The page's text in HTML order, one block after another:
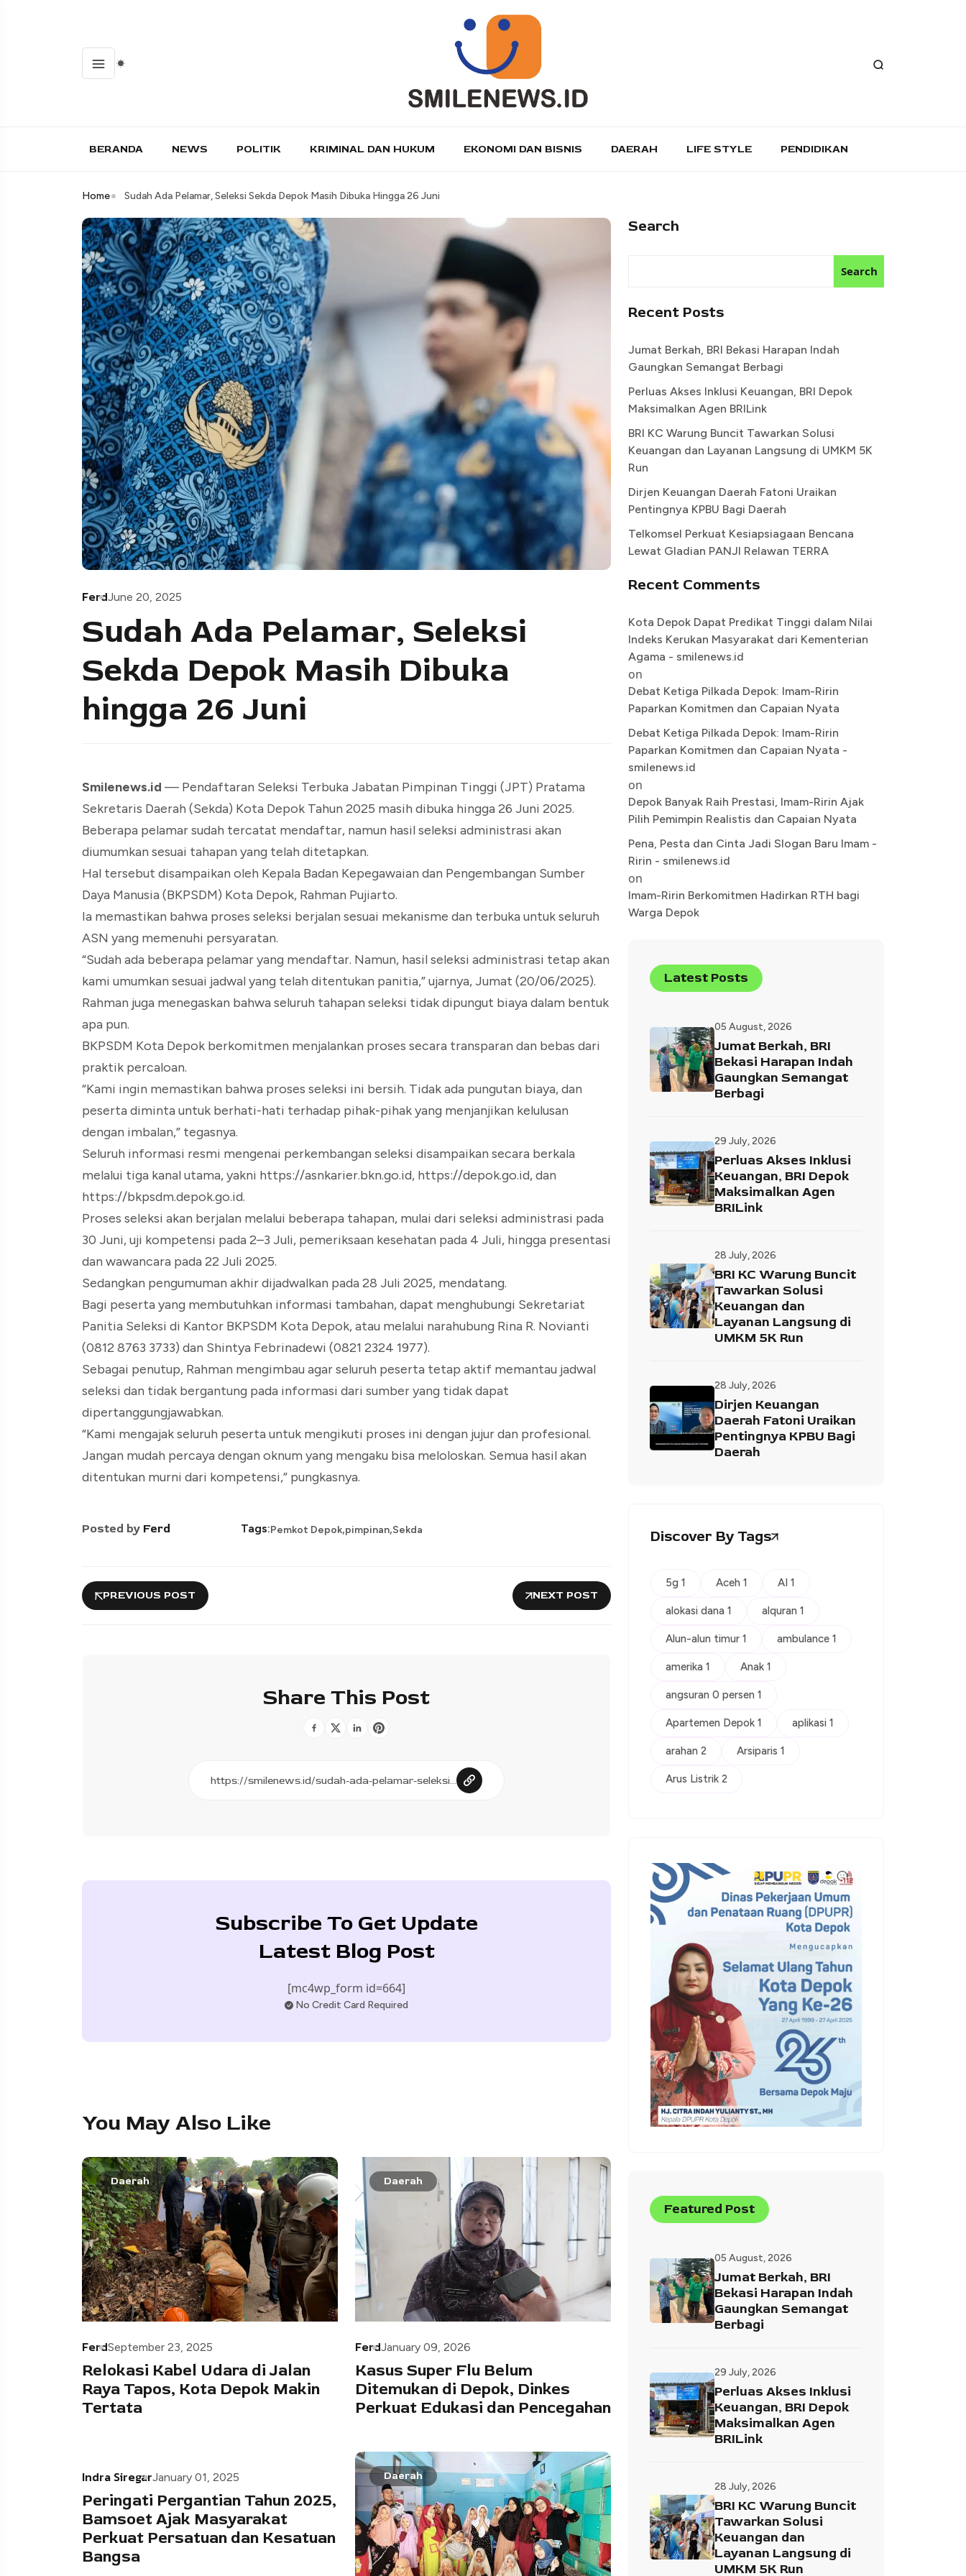
BERANDA NEWS POLITIK KRIMINAL DAN HUKUM EKONOMI DAN BISNIS DAERAH LIFE STYLE PENDIDIKAN
Home Sudah Ada Pelamar, Seleksi Sekda Depok Masih Dibuka Hingga 26 Juni
FerdJune 20, 2025
Sudah Ada Pelamar, Seleksi
Sekda Depok Masih Dibuka
hingga 26 Juni
Smilenews.id — Pendaftaran Seleksi Terbuka Jabatan Pimpinan Tinggi (JPT) Pratama
Sekretaris Daerah (Sekda) Kota Depok Tahun 2025 masih dibuka hingga 26 Juni 2025.
Beberapa pelamar sudah tercatat mendaftar, namun hasil seleksi administrasi akan
diumumkan sesuai tahapan yang telah ditetapkan.
Hal tersebut disampaikan oleh Kepala Badan Kepegawaian dan Pengembangan Sumber
Daya Manusia (BKPSDM) Kota Depok, Rahman Pujiarto.
Ia memastikan bahwa proses seleksi berjalan sesuai mekanisme dan terbuka untuk seluruh
ASN yang memenuhi persyaratan.
“Sudah ada beberapa pelamar yang mendaftar. Namun, hasil seleksi administrasi tetap akan
kami umumkan sesuai jadwal yang telah ditentukan panitia,” ujarnya, Jumat (20/06/2025).
Rahman juga menegaskan bahwa seluruh tahapan seleksi tidak dipungut biaya dalam bentuk
apa pun.
BKPSDM Kota Depok berkomitmen menjalankan proses secara transparan dan bebas dari
praktik percaloan.
“Kami ingin memastikan bahwa proses seleksi ini bersih. Tidak ada pungutan biaya, dan
peserta diminta untuk berhati-hati terhadap pihak-pihak yang menjanjikan kelulusan
dengan imbalan,” tegasnya.
Seluruh informasi resmi mengenai perkembangan seleksi disampaikan secara berkala
melalui tiga kanal utama, yakni https://asnkarier.bkn.go.id, https://depok.go.id, dan
https://bkpsdm.depok.go.id.
Proses seleksi akan berjalan melalui beberapa tahapan, mulai dari seleksi administrasi pada
30 Juni, uji kompetensi pada 2–3 Juli, pemeriksaan kesehatan pada 4 Juli, hingga presentasi
dan wawancara pada 22 Juli 2025.
Sedangkan pengumuman akhir dijadwalkan pada 28 Juli 2025, mendatang.
Bagi peserta yang membutuhkan informasi tambahan, dapat menghubungi Sekretariat
Panitia Seleksi di Kantor BKPSDM Kota Depok, atau melalui narahubung Rina R. Novianti
(0812 8763 3733) dan Shintya Febrinadewi (0821 2324 1977).
Sebagai penutup, Rahman mengimbau agar seluruh peserta tetap aktif memantau jadwal
seleksi dan tidak bergantung pada informasi dari sumber yang tidak dapat
dipertanggungjawabkan.
“Kami mengajak seluruh peserta untuk mengikuti proses ini dengan jujur dan profesional.
Jangan mudah percaya dengan oknum yang mengaku bisa meloloskan. Semua hasil akan
ditentukan murni dari kompetensi,” pungkasnya.
Posted by Ferd Tags:Pemkot Depok,pimpinan,Sekda
PREVIOUS POST NEXT POST
Share This Post
Subscribe To Get Update
Latest Blog Post
[mc4wp_form id=664]
No Credit Card Required
You May Also Like
Daerah
FerdSeptember 23, 2025
Relokasi Kabel Udara di Jalan
Raya Tapos, Kota Depok Makin
Tertata
Daerah
FerdJanuary 09, 2026
Kasus Super Flu Belum
Ditemukan di Depok, Dinkes
Perkuat Edukasi dan Pencegahan
Indra SiregarJanuary 01, 2025
Peringati Pergantian Tahun 2025,
Bamsoet Ajak Masyarakat
Perkuat Persatuan dan Kesatuan
Bangsa
Daerah
Search
Search
Recent Posts
Jumat Berkah, BRI Bekasi Harapan Indah
Gaungkan Semangat Berbagi
Perluas Akses Inklusi Keuangan, BRI Depok
Maksimalkan Agen BRILink
BRI KC Warung Buncit Tawarkan Solusi
Keuangan dan Layanan Langsung di UMKM 5K
Run
Dirjen Keuangan Daerah Fatoni Uraikan
Pentingnya KPBU Bagi Daerah
Telkomsel Perkuat Kesiapsiagaan Bencana
Lewat Gladian PANJI Relawan TERRA
Recent Comments
Kota Depok Dapat Predikat Tinggi dalam Nilai
Indeks Kerukan Masyarakat dari Kementerian
Agama - smilenews.id
on
Debat Ketiga Pilkada Depok: Imam-Ririn
Paparkan Komitmen dan Capaian Nyata
Debat Ketiga Pilkada Depok: Imam-Ririn
Paparkan Komitmen dan Capaian Nyata -
smilenews.id
on
Depok Banyak Raih Prestasi, Imam-Ririn Ajak
Pilih Pemimpin Realistis dan Capaian Nyata
Pena, Pesta dan Cinta Jadi Slogan Baru Imam -
Ririn - smilenews.id
on
Imam-Ririn Berkomitmen Hadirkan RTH bagi
Warga Depok
Latest Posts
05 August, 2026
Jumat Berkah, BRI
Bekasi Harapan Indah
Gaungkan Semangat
Berbagi
29 July, 2026
Perluas Akses Inklusi
Keuangan, BRI Depok
Maksimalkan Agen
BRILink
28 July, 2026
BRI KC Warung Buncit
Tawarkan Solusi
Keuangan dan
Layanan Langsung di
UMKM 5K Run
28 July, 2026
Dirjen Keuangan
Daerah Fatoni Uraikan
Pentingnya KPBU Bagi
Daerah
Discover By Tags
5g 1 Aceh 1 AI 1
alokasi dana 1 alquran 1
Alun-alun timur 1 ambulance 1
amerika 1 Anak 1
angsuran 0 persen 1
Apartemen Depok 1 aplikasi 1
arahan 2 Arsiparis 1
Arus Listrik 2
Featured Post
05 August, 2026
Jumat Berkah, BRI
Bekasi Harapan Indah
Gaungkan Semangat
Berbagi
29 July, 2026
Perluas Akses Inklusi
Keuangan, BRI Depok
Maksimalkan Agen
BRILink
28 July, 2026
BRI KC Warung Buncit
Tawarkan Solusi
Keuangan dan
Layanan Langsung di
UMKM 5K Run